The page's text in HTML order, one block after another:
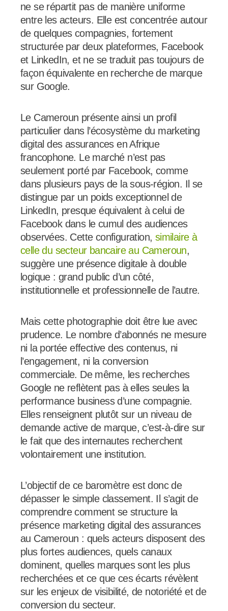
ne se répartit pas de manière uniforme
entre les acteurs. Elle est concentrée autour
de quelques compagnies, fortement
structurée par deux plateformes, Facebook
et LinkedIn, et ne se traduit pas toujours de
façon équivalente en recherche de marque
sur Google.
Le Cameroun présente ainsi un profil
particulier dans l’écosystème du marketing
digital des assurances en Afrique
francophone. Le marché n’est pas
seulement porté par Facebook, comme
dans plusieurs pays de la sous-région. Il se
distingue par un poids exceptionnel de
LinkedIn, presque équivalent à celui de
Facebook dans le cumul des audiences
observées. Cette configuration, similaire à
celle du secteur bancaire au Cameroun,
suggère une présence digitale à double
logique : grand public d’un côté,
institutionnelle et professionnelle de l’autre.
Mais cette photographie doit être lue avec
prudence. Le nombre d’abonnés ne mesure
ni la portée effective des contenus, ni
l’engagement, ni la conversion
commerciale. De même, les recherches
Google ne reflètent pas à elles seules la
performance business d’une compagnie.
Elles renseignent plutôt sur un niveau de
demande active de marque, c’est-à-dire sur
le fait que des internautes recherchent
volontairement une institution.
L’objectif de ce baromètre est donc de
dépasser le simple classement. Il s’agit de
comprendre comment se structure la
présence marketing digital des assurances
au Cameroun : quels acteurs disposent des
plus fortes audiences, quels canaux
dominent, quelles marques sont les plus
recherchées et ce que ces écarts révèlent
sur les enjeux de visibilité, de notoriété et de
conversion du secteur.